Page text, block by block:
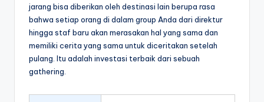
jarang bisa diberikan oleh destinasi lain berupa rasa
bahwa setiap orang di dalam group Anda dari direktur
hingga staf baru akan merasakan hal yang sama dan
memiliki cerita yang sama untuk diceritakan setelah
pulang. Itu adalah investasi terbaik dari sebuah
gathering.